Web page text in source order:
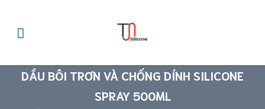
DẦU BÔI TRƠN VÀ CHỐNG DÍNH SILICONE
SPRAY 500ML